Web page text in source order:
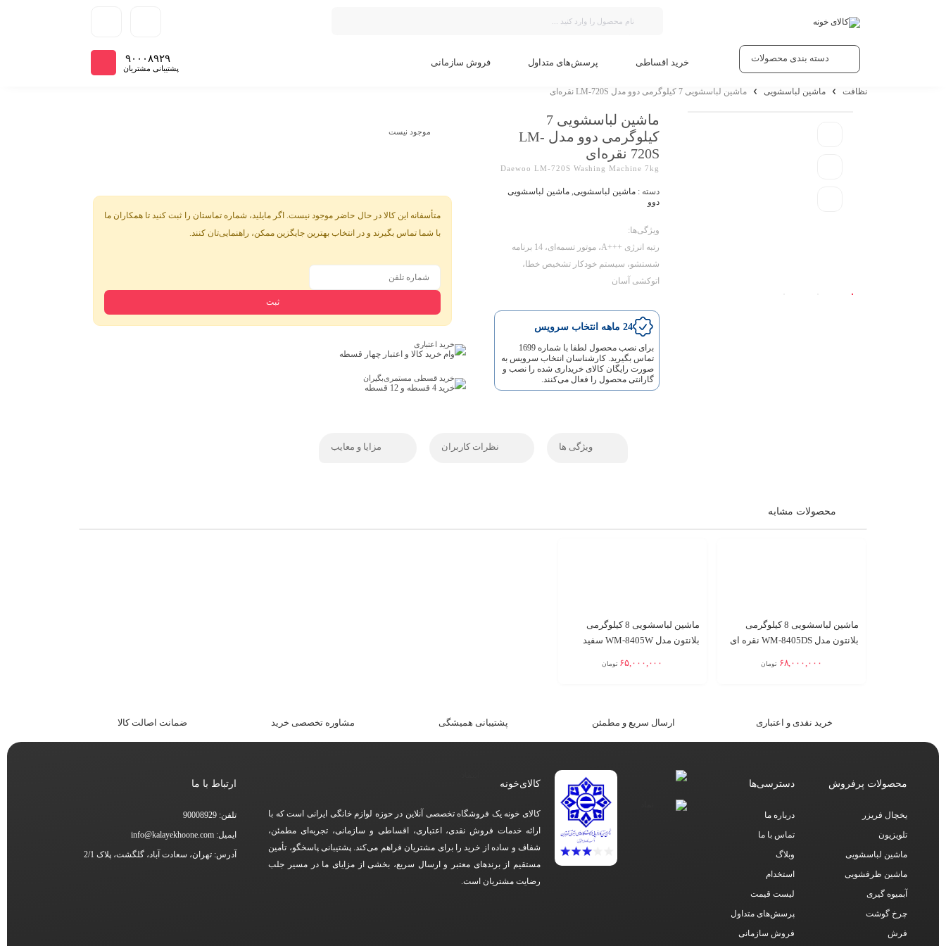
دسته بندی محصولات خرید اقساطی پرسش‌های متداول فروش سازمانی ۹۰۰۰۸۹۲۹
پشتیبانی مشتریان
نظافت ماشین لباسشویی ماشین لباسشویی 7 کیلوگرمی دوو مدل LM-720S نقره‌ای
ماشین لباسشویی 7
کیلوگرمی دوو مدل LM-
720S نقره‌ای
Daewoo LM-720S Washing Machine 7kg
دسته : ماشین لباسشویی, ماشین لباسشویی
دوو
ویژگی‌ها:
رتبه انرژی +++
A، موتور تسمه‌ای، 14 برنامه
شستشو، سیستم خودکار تشخیص خطا،
اتوکشی آسان
24 ماهه انتخاب سرویس
برای نصب محصول لطفا با شماره 1699
تماس بگیرید. کارشناسان انتخاب سرویس به
صورت رایگان کالای خریداری شده را نصب و
گارانتی محصول را فعال می‌کنند.
موجود نیست
متأسفانه این کالا در حال حاضر موجود نیست. اگر مایلید، شماره تماستان را ثبت کنید تا همکاران ما
با شما تماس بگیرند و در انتخاب بهترین جایگزین ممکن، راهنمایی‌تان کنند.
خرید اعتباری
وام خرید کالا و اعتبار چهار قسطه
خرید قسطی مستمری‌بگیران
خرید 4 قسطه و 12 قسطه
ویژگی ها نظرات کاربران مزایا و معایب
محصولات مشابه
ماشین لباسشویی 8 کیلوگرمی
بلانتون مدل WM-8405DS نقره ای
۶۸,۰۰۰,۰۰۰ تومان
ماشین لباسشویی 8 کیلوگرمی
بلانتون مدل WM-8405W سفید
۶۵,۰۰۰,۰۰۰ تومان
خرید نقدی و اعتباری ارسال سریع و مطمئن​ پشتیبانی همیشگی مشاوره تخصصی خرید ضمانت اصالت کالا
محصولات پرفروش
یخچال فریزر
تلویزیون
ماشین لباسشویی
ماشین ظرفشویی
آبمیوه گیری
چرخ گوشت
فرش
دسترسی‌ها
درباره ما
تماس با ما
وبلاگ
استخدام
لیست قیمت
پرسش‌های متداول
فروش سازمانی
کالای‌خونه
کالای خونه یک فروشگاه تخصصی آنلاین در حوزه لوازم خانگی ایرانی است که با
ارائه خدمات فروش نقدی، اعتباری، اقساطی و سازمانی، تجربه‌ای مطمئن،
شفاف و ساده از خرید را برای مشتریان فراهم می‌کند. پشتیبانی پاسخگو، تأمین
مستقیم از برندهای معتبر و ارسال سریع، بخشی از مزایای ما در مسیر جلب
رضایت مشتریان است.
ارتباط با ما
تلفن: 90008929
ایمیل: info@kalayekhoone.com
آدرس: تهران، سعادت آباد، گلگشت، پلاک 2/1